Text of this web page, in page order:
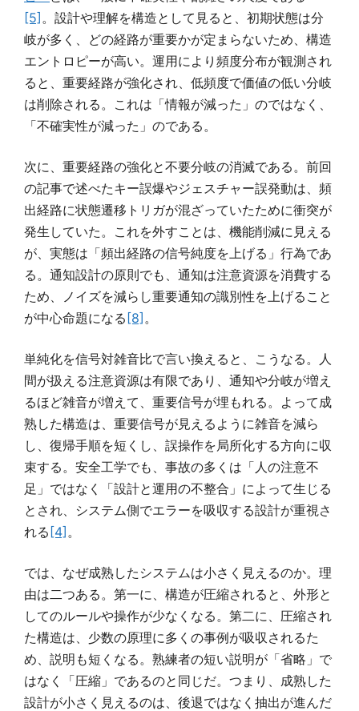
[5] 。設計や理解を構造として見ると、初期状態は分
岐が多く、どの経路が重要かが定まらないため、構造
エントロピーが高い。運用により頻度分布が観測され
ると、重要経路が強化され、低頻度で価値の低い分岐
は削除される。これは「情報が減った」のではなく、
「不確実性が減った」のである。
次に、重要経路の強化と不要分岐の消滅である。前回
の記事で述べたキー誤爆やジェスチャー誤発動は、頻
出経路に状態遷移トリガが混ざっていたために衝突が
発生していた。これを外すことは、機能削減に見える
が、実態は「頻出経路の信号純度を上げる」行為であ
る。通知設計の原則でも、通知は注意資源を消費する
ため、ノイズを減らし重要通知の識別性を上げること
が中心命題になる[8] 。
単純化を信号対雑音比で言い換えると、こうなる。人
間が扱える注意資源は有限であり、通知や分岐が増え
るほど雑音が増えて、重要信号が埋もれる。よって成
熟した構造は、重要信号が見えるように雑音を減ら
し、復帰手順を短くし、誤操作を局所化する方向に収
束する。安全工学でも、事故の多くは「人の注意不
足」ではなく「設計と運用の不整合」によって生じる
とされ、システム側でエラーを吸収する設計が重視さ
れる[4] 。
では、なぜ成熟したシステムは小さく見えるのか。理
由は二つある。第一に、構造が圧縮されると、外形と
してのルールや操作が少なくなる。第二に、圧縮され
た構造は、少数の原理に多くの事例が吸収されるた
め、説明も短くなる。熟練者の短い説明が「省略」で
はなく「圧縮」であるのと同じだ。つまり、成熟した
設計が小さく見えるのは、後退ではなく抽出が進んだ